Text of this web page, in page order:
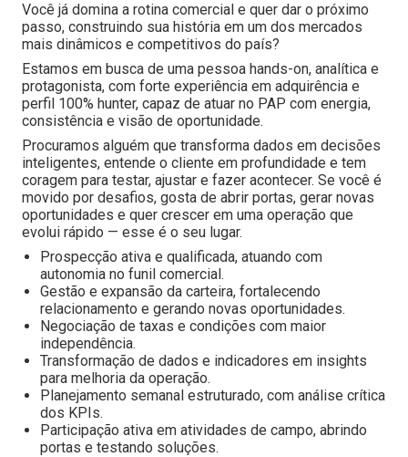
Você já domina a rotina comercial e quer dar o próximo
passo, construindo sua história em um dos mercados
mais dinâmicos e competitivos do país?
Estamos em busca de uma pessoa hands-on, analítica e
protagonista, com forte experiência em adquirência e
perfil 100% hunter, capaz de atuar no PAP com energia,
consistência e visão de oportunidade.
Procuramos alguém que transforma dados em decisões
inteligentes, entende o cliente em profundidade e tem
coragem para testar, ajustar e fazer acontecer. Se você é
movido por desafios, gosta de abrir portas, gerar novas
oportunidades e quer crescer em uma operação que
evolui rápido — esse é o seu lugar.
Prospecção ativa e qualificada, atuando com
autonomia no funil comercial.
Gestão e expansão da carteira, fortalecendo
relacionamento e gerando novas oportunidades.
Negociação de taxas e condições com maior
independência.
Transformação de dados e indicadores em insights
para melhoria da operação.
Planejamento semanal estruturado, com análise crítica
dos KPIs.
Participação ativa em atividades de campo, abrindo
portas e testando soluções.